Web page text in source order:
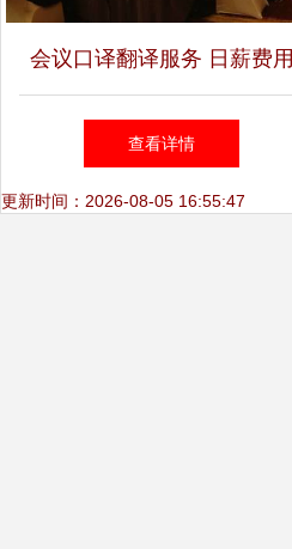
会议口译翻译服务 日薪费用
详解与影响因素
查看详情
更新时间：2026-08-05 16:55:47